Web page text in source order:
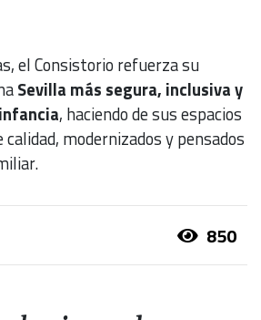
el Consistorio refuerza su
Sevilla más segura, inclusiva y
, haciendo de sus espacios
modernizados y pensados
850